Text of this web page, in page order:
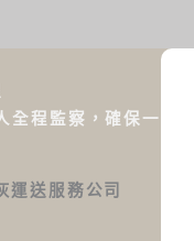
全程監察，確保一